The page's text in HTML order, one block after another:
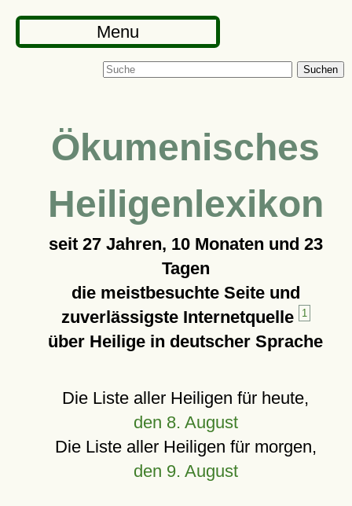
Menu
Suchen
Ökumenisches
Heiligenlexikon
seit 27 Jahren, 10 Monaten und 23
Tagen
die meistbesuchte Seite und
zuverlässigste Internetquelle
1
über Heilige in deutscher Sprache
Die Liste aller Heiligen für heute,
den 8. August
Die Liste aller Heiligen für morgen,
den 9. August